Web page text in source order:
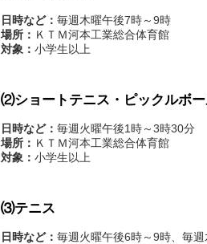
日時など： 毎週木曜午後7時～9時
場所： ＫＴＭ河本工業総合体育館
対象： 小学生以上
⑵ショートテニス・ピックルボ
日時など： 毎週火曜午後1時～3時30分
場所： ＫＴＭ河本工業総合体育館
対象： 小学生以上
⑶テニス
日時など： 毎週火曜午後6時～9時、毎